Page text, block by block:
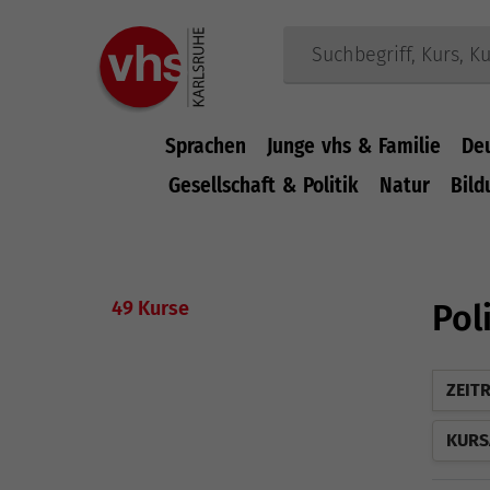
Sprachen Junge vhs & Familie
Gesellschaft & Politik
Natur
49 Kurse